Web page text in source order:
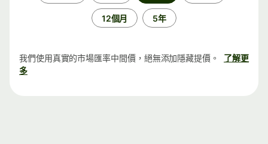
12個月 5年
我們使用真實的市場匯率中間價，絕無添加隱藏提價。
了解更
多